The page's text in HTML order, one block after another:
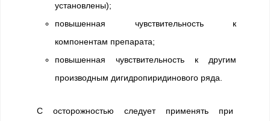
установлены);
повышенная чувствительность к
компонентам препарата;
повышенная чувствительность к другим
производным дигидропиридинового ряда.
С осторожностью следует применять при